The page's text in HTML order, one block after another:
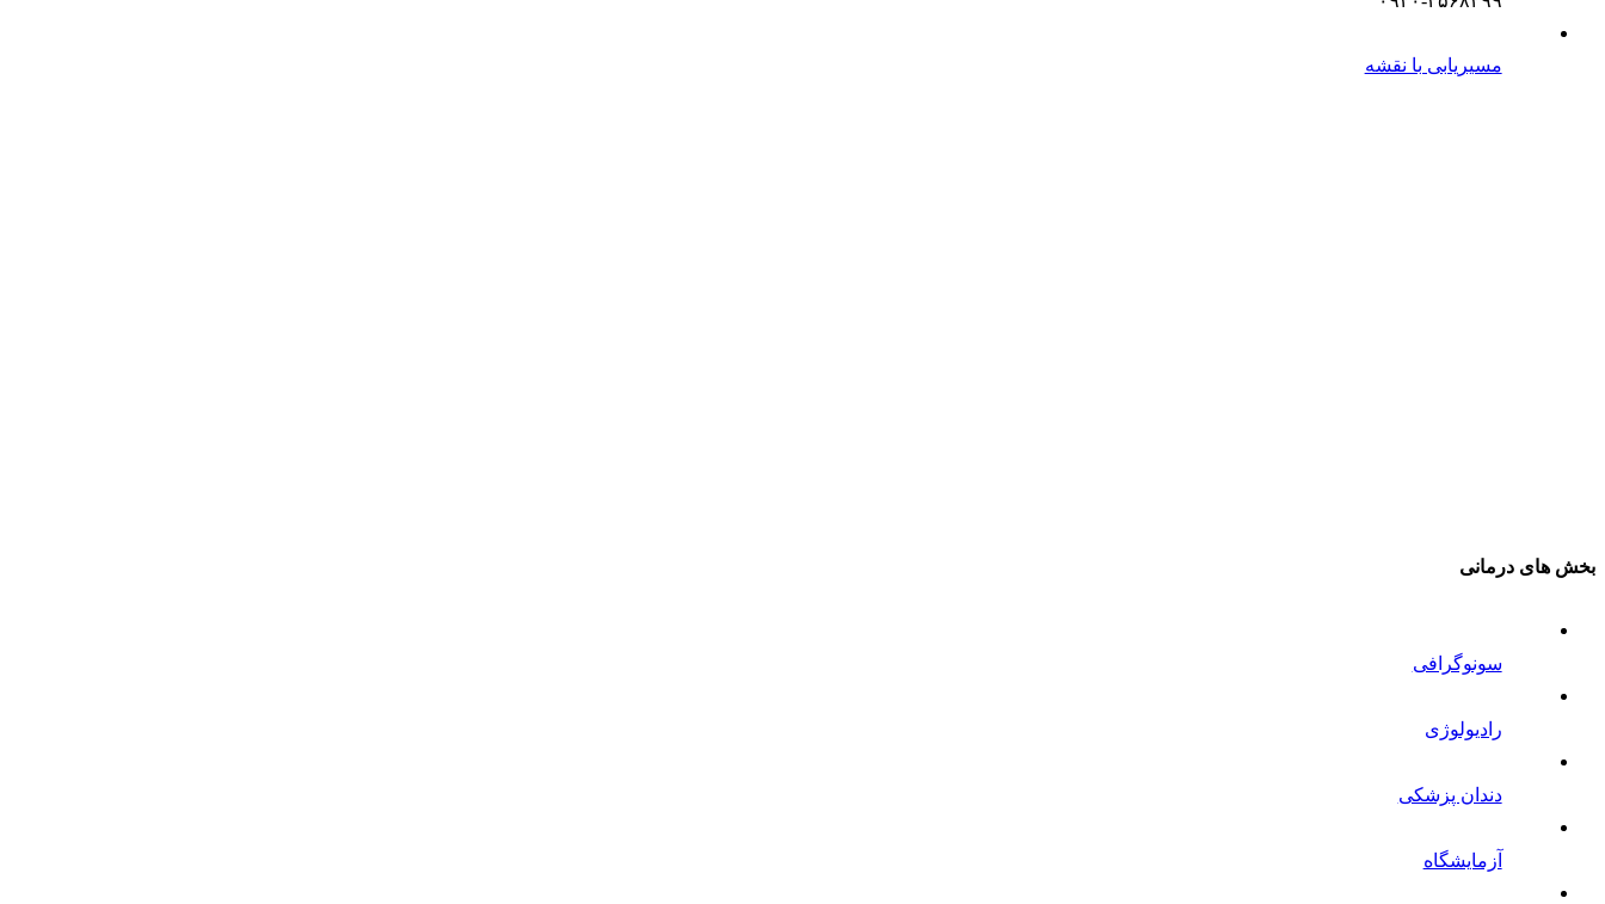
مسیریابی با نقشه
بخش های درمانی
سونوگرافی
رادیولوژی
دندان پزشکی
آزمایشگاه